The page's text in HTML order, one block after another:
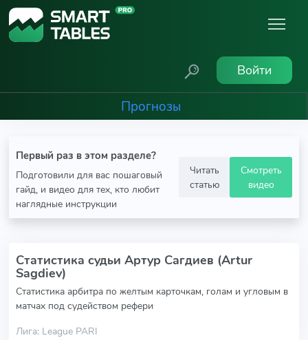
Войти
Прогнозы
Первый раз в этом разделе?
Подготовили для вас пошаговый
гайд, и видео для тех, кто любит
наглядные инструкции
Читать
статью
Смотреть
видео
Статистика судьи Артур Сагдиев (Artur
Sagdiev)
Статистика арбитра по желтым карточкам, голам и угловым в
матчах под судейством рефери
Лига: League PARI